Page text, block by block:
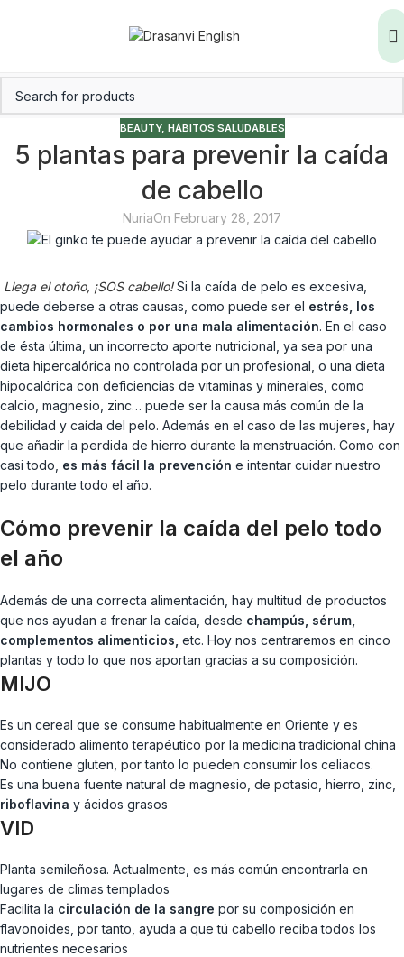
BEAUTY, HÁBITOS SALUDABLES
5 plantas para prevenir la caída
de cabello
NuriaOn February 28, 2017
Llega el otoño, ¡SOS cabello!Si la caída de pelo es excesiva,
puede deberse a otras causas, como puede ser el estrés, los
cambios hormonales o por una mala alimentación. En el caso
de ésta última, un incorrecto aporte nutricional, ya sea por una
dieta hipercalórica no controlada por un profesional, o una dieta
hipocalórica con deficiencias de vitaminas y minerales, como
calcio, magnesio, zinc… puede ser la causa más común de la
debilidad y caída del pelo. Además en el caso de las mujeres, hay
que añadir la perdida de hierro durante la menstruación. Como con
casi todo, es más fácil la prevención e intentar cuidar nuestro
pelo durante todo el año.
Cómo prevenir la caída del pelo todo
el año
Además de una correcta alimentación, hay multitud de productos
que nos ayudan a frenar la caída, desde champús, sérum,
complementos alimenticios, etc. Hoy nos centraremos en cinco
plantas y todo lo que nos aportan gracias a su composición.
MIJO
Es un cereal que se consume habitualmente en Oriente y es
considerado alimento terapéutico por la medicina tradicional china
No contiene gluten, por tanto lo pueden consumir los celiacos.
Es una buena fuente natural de magnesio, de potasio, hierro, zinc,
riboflavina y ácidos grasos
VID
Planta semileñosa. Actualmente, es más común encontrarla en
lugares de climas templados
Facilita la circulación de la sangre por su composición en
flavonoides, por tanto, ayuda a que tú cabello reciba todos los
nutrientes necesarios